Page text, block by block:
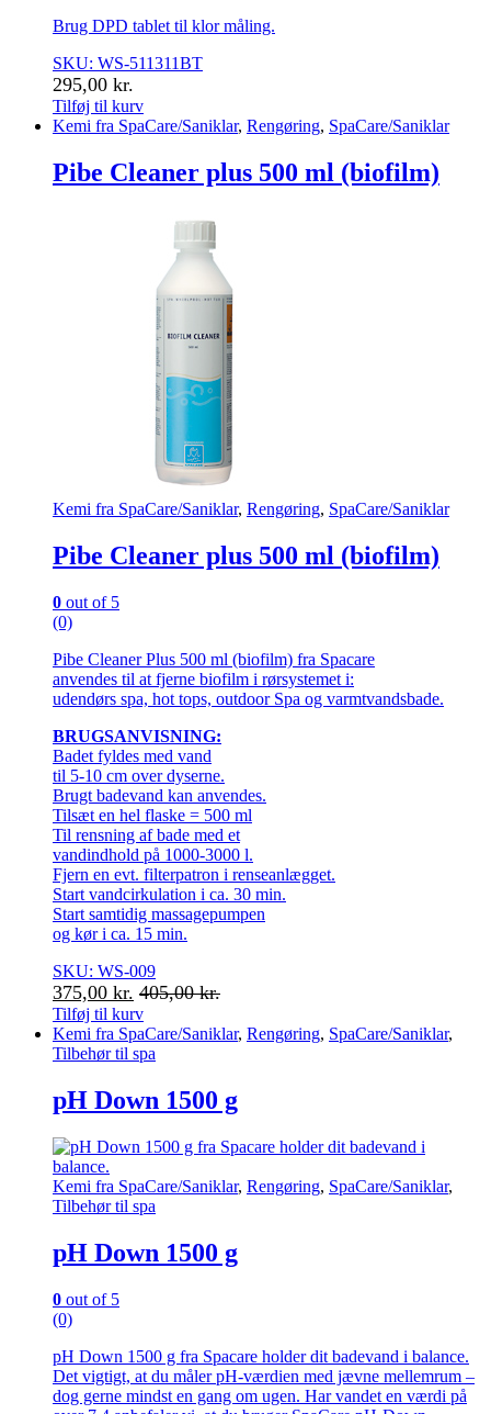
Brug DPD tablet til klor måling.
SKU: WS-511311BT
295,00 kr.
Tilføj til kurv
Kemi fra SpaCare/Saniklar, Rengøring, SpaCare/Saniklar
Pibe Cleaner plus 500 ml (biofilm)
Kemi fra SpaCare/Saniklar, Rengøring, SpaCare/Saniklar
Pibe Cleaner plus 500 ml (biofilm)
0 out of 5
(0)
Pibe Cleaner Plus 500 ml (biofilm) fra Spacare
anvendes til at fjerne biofilm i rørsystemet i:
udendørs spa, hot tops, outdoor Spa og varmtvandsbade.
BRUGSANVISNING:
Badet fyldes med vand
til 5-10 cm over dyserne.
Brugt badevand kan anvendes.
Tilsæt en hel flaske = 500 ml
Til rensning af bade med et
vandindhold på 1000-3000 l.
Fjern en evt. filterpatron i renseanlægget.
Start vandcirkulation i ca. 30 min.
Start samtidig massagepumpen
og kør i ca. 15 min.
SKU: WS-009
375,00 kr. 405,00kr.
Tilføj til kurv
Kemi fra SpaCare/Saniklar, Rengøring, SpaCare/Saniklar,
Tilbehør til spa
pH Down 1500 g
Kemi fra SpaCare/Saniklar, Rengøring, SpaCare/Saniklar,
Tilbehør til spa
pH Down 1500 g
0 out of 5
(0)
pH Down 1500 g fra Spacare holder dit badevand i balance.
Det vigtigt, at du måler pH-værdien med jævne mellemrum –
dog gerne mindst en gang om ugen. Har vandet en værdi på